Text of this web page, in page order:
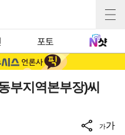
포토
부지역본부장)씨
가가